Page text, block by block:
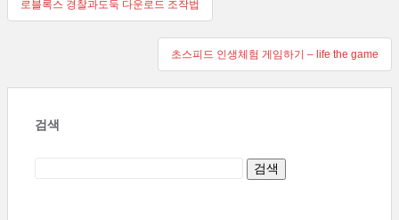
로블록스 경찰과도둑 다운로드 조작법
초스피드 인생체험 게임하기 – life the game
검색